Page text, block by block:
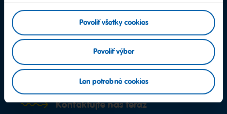
Povoliť všetky cookies
Povoliť výber
Len potrebné cookies
Ďalšie otázky?
Tím spotrebiteľských služieb
Kontaktujte nás teraz